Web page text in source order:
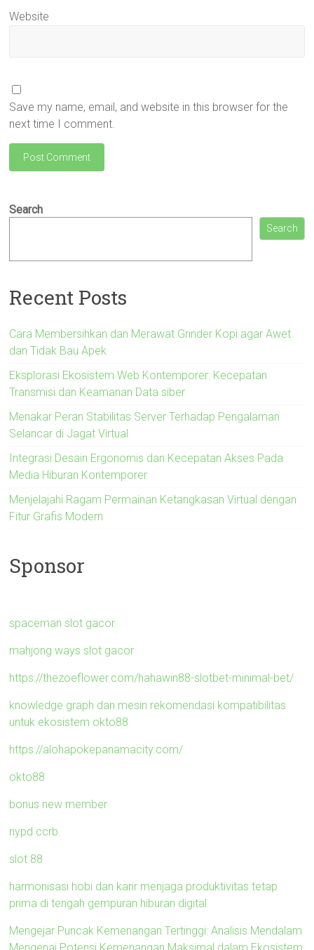
Website
Save my name, email, and website in this browser for the
next time I comment.
Search
Search
Recent Posts
Cara Membersihkan dan Merawat Grinder Kopi agar Awet
dan Tidak Bau Apek
Eksplorasi Ekosistem Web Kontemporer: Kecepatan
Transmisi dan Keamanan Data siber
Menakar Peran Stabilitas Server Terhadap Pengalaman
Selancar di Jagat Virtual
Integrasi Desain Ergonomis dan Kecepatan Akses Pada
Media Hiburan Kontemporer
Menjelajahi Ragam Permainan Ketangkasan Virtual dengan
Fitur Grafis Modern
Sponsor
spaceman slot gacor
mahjong ways slot gacor
https://thezoeflower.com/hahawin88-slotbet-minimal-bet/
knowledge graph dan mesin rekomendasi kompatibilitas
untuk ekosistem okto88
https://alohapokepanamacity.com/
okto88
bonus new member
nypd ccrb
slot 88
harmonisasi hobi dan karir menjaga produktivitas tetap
prima di tengah gempuran hiburan digital
Mengejar Puncak Kemenangan Tertinggi: Analisis Mendalam
Mengenai Potensi Kemenangan Maksimal dalam Ekosistem